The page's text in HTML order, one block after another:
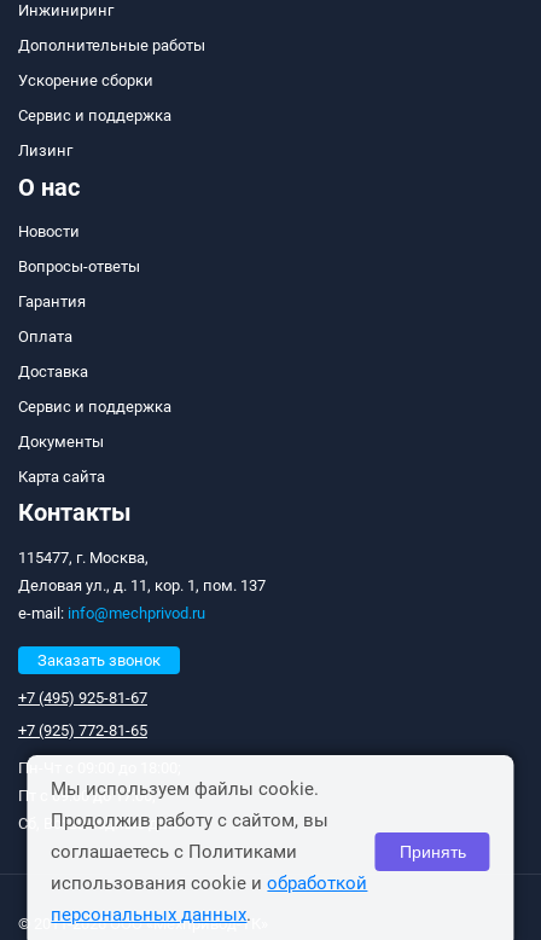
Инжиниринг
Дополнительные работы
Ускорение сборки
Сервис и поддержка
Лизинг
О нас
Новости
Вопросы-ответы
Гарантия
Оплата
Доставка
Сервис и поддержка
Документы
Карта сайта
Контакты
115477, г. Москва,
Деловая ул., д. 11, кор. 1, пом. 137
e-mail: info@mechprivod.ru
Заказать звонок
+7 (495) 925-81-67
+7 (925) 772-81-65
Пн-Чт с 09:00 до 18:00;
Пт с 09:00 до 17:00;
Сб, Вс: выходные дни.
© 2011-2026 ООО «Мехпривод-ТК»
Мы используем файлы cookie.
Продолжив работу с сайтом, вы
соглашаетесь с Политиками
использования cookie иобработкой
персональных данных.
Принять